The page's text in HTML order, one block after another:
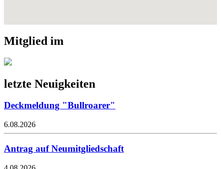
Mitglied im
letzte Neuigkeiten
Deckmeldung "Bullroarer"
6.08.2026
Antrag auf Neumitgliedschaft